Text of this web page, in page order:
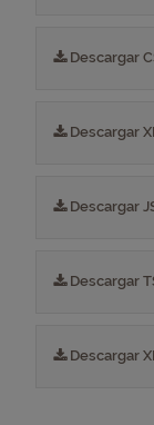
Descargar
Descargar
Descargar
Descargar
Descargar